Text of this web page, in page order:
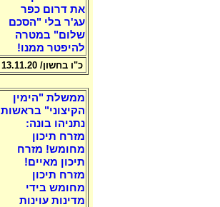
את דרום כפר
עג'ר בלי "הסכם
שלום" במטרה
להיפטר ממנו!
כ"ו בחשון/ 13.11.20
ממשלת "הימין
הקיצוני" בראשות
נתניהו בונה:
מזרח תיכון
מחומש! מזרח
תיכון מאיים!
מזרח תיכון
מחומש בידי
מדינות עוינות